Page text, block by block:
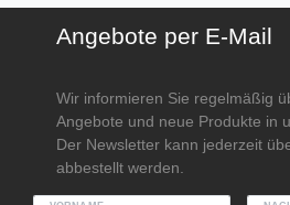
Angebote per E-Mail
Wir informieren Sie regelmäßig
Angebote und neue Produkte in
Der Newsletter kann jederzeit
abbestellt werden.